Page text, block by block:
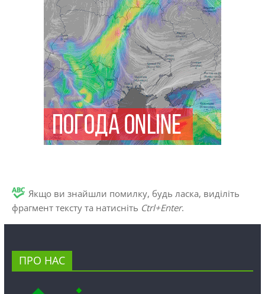
Якщо ви знайшли помилку, будь ласка, виділіть
фрагмент тексту та натисніть Ctrl+Enter.
ПРО НАС